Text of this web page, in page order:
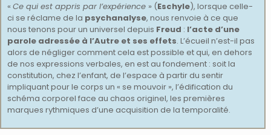
« Ce qui est appris par l’expérience » (Eschyle), lorsque celle-
ci se réclame de la psychanalyse, nous renvoie à ce que
nous tenons pour un universel depuis Freud : l’acte d’une
parole adressée à l’Autre et ses effets. L’écueil n’est-il pas
alors de négliger comment cela est possible et qui, en dehors
de nos expressions verbales, en est au fondement : soit la
constitution, chez l’enfant, de l’espace à partir du sentir
impliquant pour le corps un « se mouvoir », l’édification du
schéma corporel face au chaos originel, les premières
marques rythmiques d’une acquisition de la temporalité.